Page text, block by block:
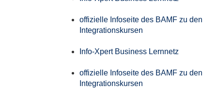
offizielle Infoseite des BAMF zu den
Integrationskursen
Info-Xpert Business Lernnetz
offizielle Infoseite des BAMF zu den
Integrationskursen